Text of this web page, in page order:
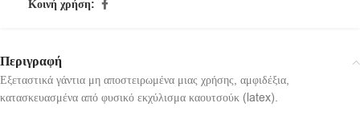
Κοινή χρήση:
Περιγραφή
Εξεταστικά γάντια μη αποστειρωμένα μιας χρήσης, αμφιδέξια,
κατασκευασμένα από φυσικό εκχύλισμα καουτσούκ (latex).